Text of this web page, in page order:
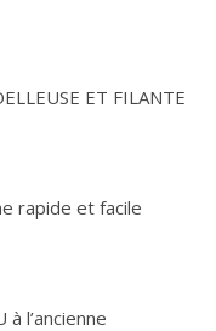
ET FILANTE
rapide et facile
à l’ancienne